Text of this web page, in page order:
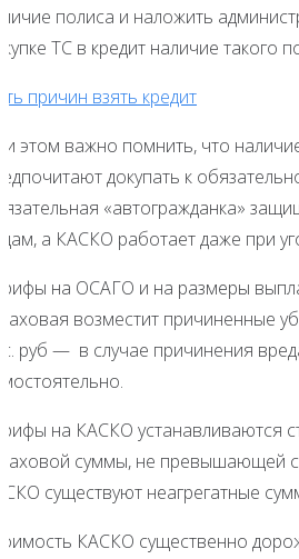
полиса и наложить
ТС в кредит наличие такого
причин взять кредит
этом важно помнить, что
докупать к
«автогражданка»
а КАСКО работает даже при
на ОСАГО и на размеры
возместит причиненные
руб — в случае причинения
на КАСКО устанавливаются
суммы, не превышающей
существуют неагрегатные
КАСКО существенно